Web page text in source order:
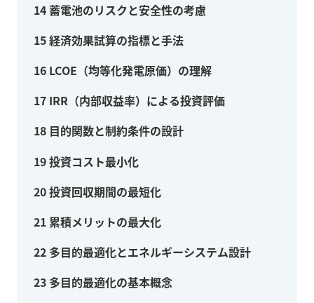
14蓄電池のリスクと安全性の考慮
15経済効果試算の指標と手法
16 LCOE（均等化発電原価）の理解
17 IRR（内部収益率）による投資評価
18 目的関数と制約条件の設計
19投資コスト最小化
20投資回収期間の最短化
21 累積メリットの最大化
22 多目的最適化とエネルギーシステム設計
23 多目的最適化の基本概念